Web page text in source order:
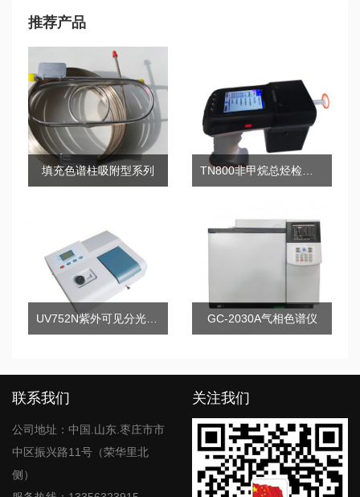
推荐产品
填充色谱柱吸附型系列
GC-2030A气相色谱仪
联系我们
公司地址：中国.山东.枣庄市市
中区振兴路11号（荣华里北
侧）
关注我们